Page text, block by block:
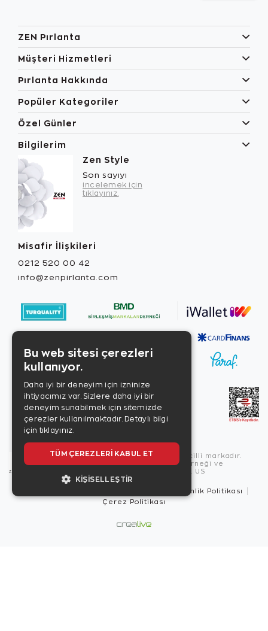
ZEN Pırlanta
Müşteri Hizmetleri
Pırlanta Hakkında
Popüler Kategoriler
Özel Günler
Bilgilerim
Zen Style
Son sayıyı
incelemek için
tıklayınız.
Misafir İlişkileri
0212 520 00 42
info@zenpirlanta.com
Copyright © 2026, Zen Diamond tescilli markadır.
Zen Diamond Birleşmiş Markalar Derneği ve
Turquality Destek Programı üyesidir. US
Güvenlik Politikası
Çerez Politikası
Bu web sitesi çerezleri
kullanıyor.
Daha iyi bir deneyim için izninize
ihtiyacımız var. Sizlere daha iyi bir
deneyim sunabilmek için sitemizde
çerezler kullanılmaktadır. Detaylı bilgi
için tıklayınız.
TÜM ÇEREZLERI KABUL ET
KIŞISELLEŞTIR